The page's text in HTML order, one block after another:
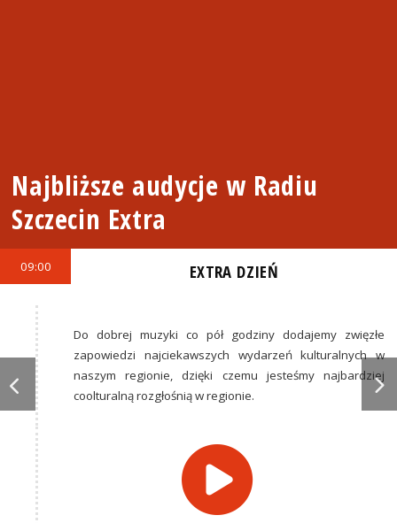
Najbliższe audycje w Radiu
Szczecin Extra
09:00 EXTRA DZIEŃ
Do dobrej muzyki co pół godziny dodajemy zwięzłe
zapowiedzi najciekawszych wydarzeń kulturalnych w
naszym regionie, dzięki czemu jesteśmy najbardziej
coolturalną rozgłośnią w regionie.